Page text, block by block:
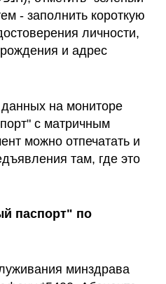
личности,
и адрес
на мониторе
с матричным
можно отпечатать и
там, где это
паспорт" по
минздрава